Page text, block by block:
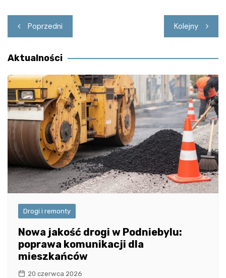
Nawigacja
wpisu
Poprzedni Kolejny
Aktualności
Drogi i remonty
Nowa jakość drogi w Podniebylu:
poprawa komunikacji dla
mieszkańców
20 czerwca 2026